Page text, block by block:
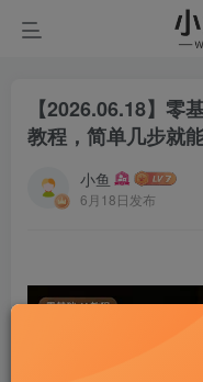
【2026.06.18】零
教程，简单几步就
小鱼
6月18日发布